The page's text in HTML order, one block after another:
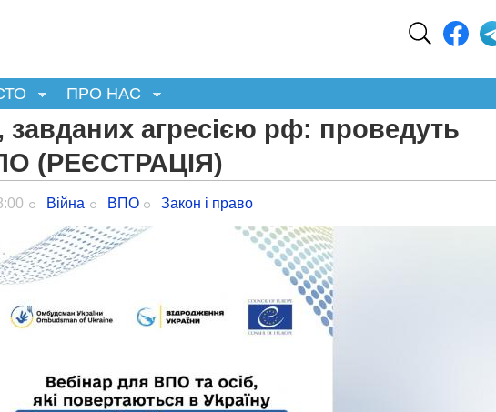
ПРО НАС
завданих агресією рф: проведуть
(РЕЄСТРАЦІЯ)
Війна ВПО Закон і право